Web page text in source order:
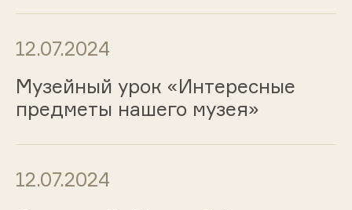
12.07.2024
Музейный урок «Интересные
предметы нашего музея»
12.07.2024